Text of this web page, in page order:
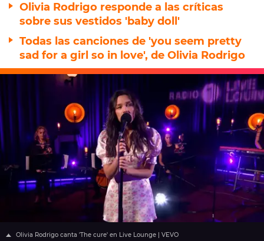
Olivia Rodrigo responde a las críticas
sobre sus vestidos 'baby doll'
Todas las canciones de 'you seem pretty
sad for a girl so in love', de Olivia Rodrigo
Olivia Rodrigo canta 'The cure' en Live Lounge | VEVO